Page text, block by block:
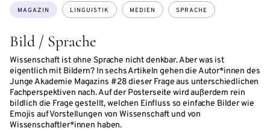
Bild / Sprache
Wissenschaft ist ohne Sprache nicht denkbar. Aber was ist
eigentlich mit Bildern? In sechs Artikeln gehen die Autor*innen des
Junge Akademie Magazins #28 dieser Frage aus unterschiedlichen
Fachperspektiven nach. Auf der Posterseite wird außerdem rein
bildlich die Frage gestellt, welchen Einfluss so einfache Bilder wie
Emojis auf Vorstellungen von Wissenschaft und von
Wissenschaftler*innen haben.
Themen:
MAGAZIN LINGUISTIK MEDIEN SPRACHE